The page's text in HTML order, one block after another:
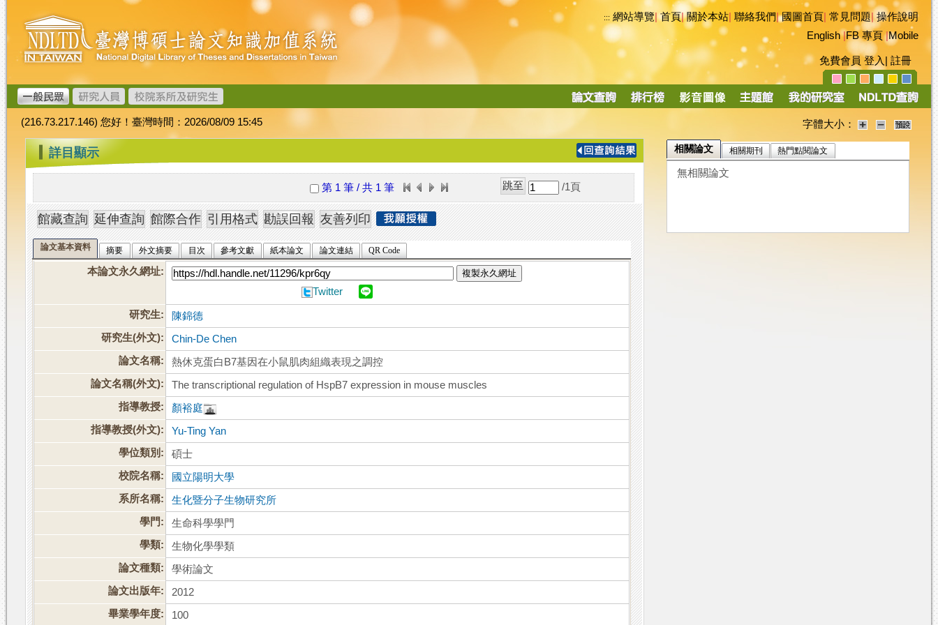
跳
到
主
要
內
容
臺
灣
博
碩
士
論
文
加
值
系
統
::: 網站導覽|首頁|關於本站 聯絡我們|國圖首頁 常見問題|操作說明
English|FB 專頁|Mobile
免費會員 登入 註冊
導
(216.73.217.146) 您好！臺灣時間：2026/08/09 15:45 字體大小：
::: 詳目顯示
第 1 筆 / 共 1 筆 /1 頁
論文基本資料 摘要 外文摘要 目次 參考文獻 紙本論文 論文連結 QR Code
本論文永久網址: 複製永久網址
Twitter
研究生:
陳錦德
研究生(外文):
Chin-De Chen
論文名稱:
熱休克蛋白B7基因在小鼠肌肉組織表現之調控
論文名稱(外文):
The transcriptional regulation of HspB7 expression in mouse muscles
指導教授:
顏裕庭
指導教授(外文):
Yu-Ting Yan
學位類別:
碩士
校院名稱:
國立陽明大學
系所名稱:
生化暨分子生物研究所
學門:
生命科學學門
學類:
生物化學學類
論文種類:
學術論文
論文出版年:
2012
畢業學年度:
100
相關論文 相關期刊 熱門點閱論文
無相關論文